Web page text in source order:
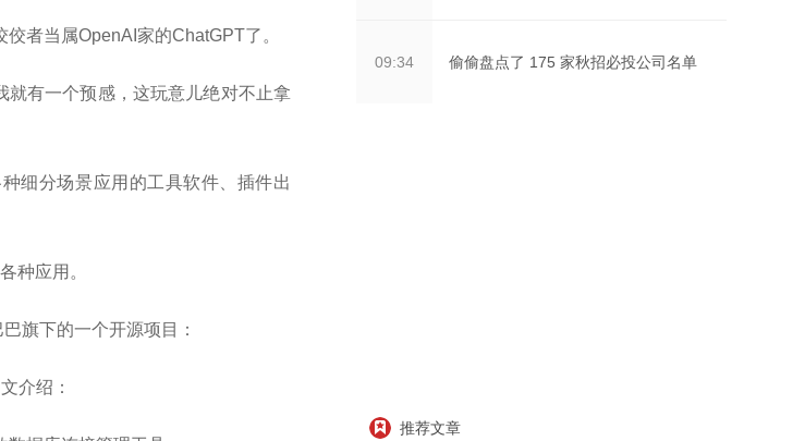
者当属OpenAI家的ChatGPT了。
就有一个预感，这玩意儿绝对不止拿
细分场景应用的工具软件、插件出
种应用。
旗下的一个开源项目：
介绍：
09:34 偷偷盘点了 175 家秋招必投公司名单
推荐文章